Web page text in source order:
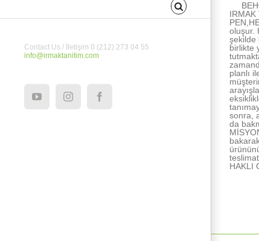
Contact Us / İletişim 0 (212) 273 04 55
info@irmaktanitim.com
YouTubeInstagramFacebook
IRMAK
oluşur.
şekilde
birlikte
planlı
sonra,
da
HAKLI